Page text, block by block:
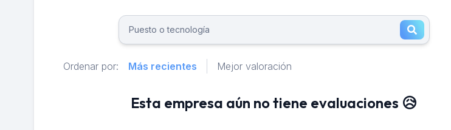
Ordenar por: Más recientes Mejor valoración
Esta empresa aún no tiene evaluaciones 😥